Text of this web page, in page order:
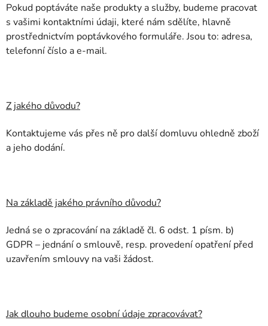
Pokud poptáváte naše produkty a služby, budeme pracovat
s vašimi kontaktními údaji, které nám sdělíte, hlavně
prostřednictvím poptávkového formuláře. Jsou to: adresa,
telefonní číslo a e-mail.
Z jakého důvodu?
Kontaktujeme vás přes ně pro další domluvu ohledně zboží
a jeho dodání.
Na základě jakého právního důvodu?
Jedná se o zpracování na základě čl. 6 odst. 1 písm. b)
GDPR – jednání o smlouvě, resp. provedení opatření před
uzavřením smlouvy na vaši žádost.
Jak dlouho budeme osobní údaje zpracovávat?